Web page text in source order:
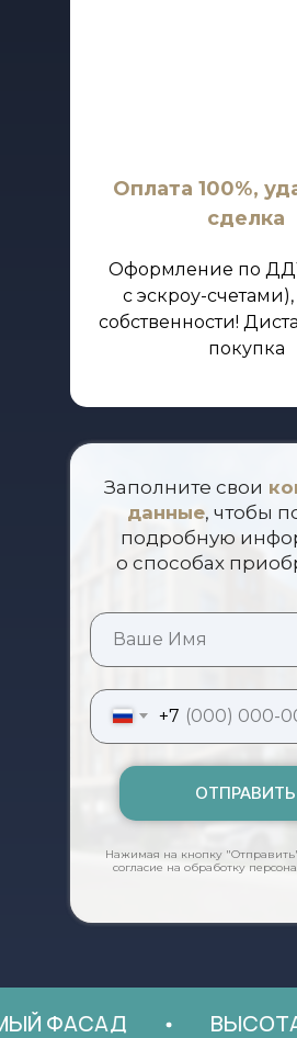
Оплата 100%,
сделка
Оформление по
с эскроу-
собственности!
покупка
Заполните свои
данные, чтобы
подробную
о способах
Нажимая на кнопку
согласие на обработку
+7
ОТПРАВИТЬ
ВЫСОТА